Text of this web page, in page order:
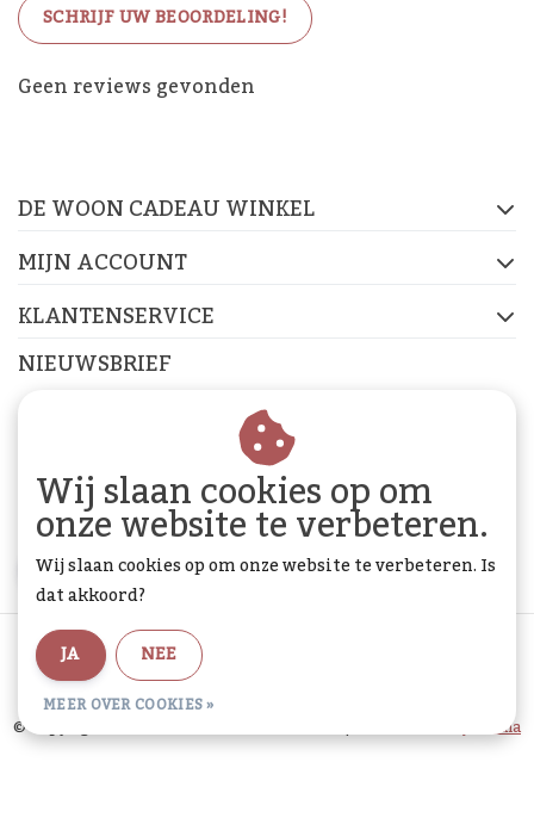
SCHRIJF UW BEOORDELING!
Geen reviews gevonden
De Woon Cadeau Winkel
DE WOON CADEAU WINKEL
MIJN ACCOUNT
KLANTENSERVICE
NIEUWSBRIEF
Abonneer je op onze nieuwsbrief om op de hoogte te
ABONNEER
Algemene voorwaarden
© Copyright 2026 - De Woon Cadeau Winkel | RealisatieInStijl Media
Wij slaan cookies op om
onze website te verbeteren.
Wij slaan cookies op om onze website te verbeteren. Is
dat akkoord?
JA
NEE
MEER OVER COOKIES »